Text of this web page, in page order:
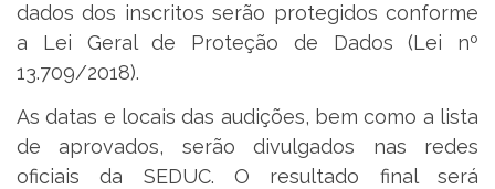
dados dos inscritos serão protegidos conforme
a Lei Geral de Proteção de Dados (Lei nº
13.709/2018).
As datas e locais das audições, bem como a lista
de aprovados, serão divulgados nas redes
oficiais da SEDUC. O resultado final será